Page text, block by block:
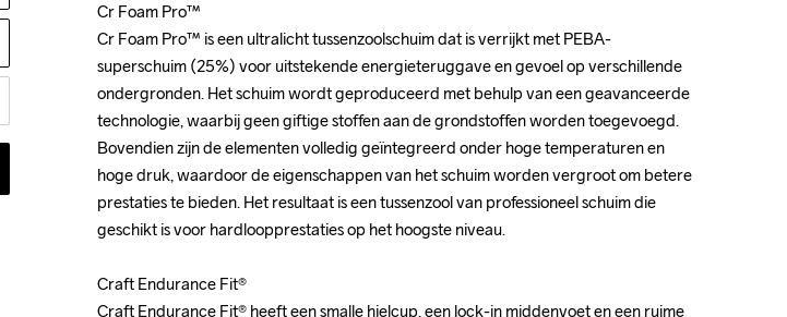
Cr Foam Pro™
Cr Foam Pro™ is een ultralicht tussenzoolschuim dat is verrijkt met PEBA-
superschuim (25%) voor uitstekende energieteruggave en gevoel op verschillende
ondergronden. Het schuim wordt geproduceerd met behulp van een geavanceerde
technologie, waarbij geen giftige stoffen aan de grondstoffen worden toegevoegd.
Bovendien zijn de elementen volledig geïntegreerd onder hoge temperaturen en
hoge druk, waardoor de eigenschappen van het schuim worden vergroot om betere
prestaties te bieden. Het resultaat is een tussenzool van professioneel schuim die
geschikt is voor hardloopprestaties op het hoogste niveau.
Craft Endurance Fit®
Craft Endurance Fit® heeft een smalle hielcup, een lock-in middenvoet en een ruime
Cr Foam Pro™
Cr Foam Pro™ is een ultralicht tussenzoolschuim dat is verrijkt met PEBA-
superschuim (25%) voor uitstekende energieteruggave en gevoel op verschillende
ondergronden. Het schuim wordt geproduceerd met behulp van een geavanceerde
technologie, waarbij geen giftige stoffen aan de grondstoffen worden toegevoegd.
Bovendien zijn de elementen volledig geïntegreerd onder hoge temperaturen en
hoge druk, waardoor de eigenschappen van het schuim worden vergroot om betere
prestaties te bieden. Het resultaat is een tussenzool van professioneel schuim die
geschikt is voor hardloopprestaties op het hoogste niveau.
Craft Endurance Fit®
Craft Endurance Fit® heeft een smalle hielcup, een lock-in middenvoet en een ruime